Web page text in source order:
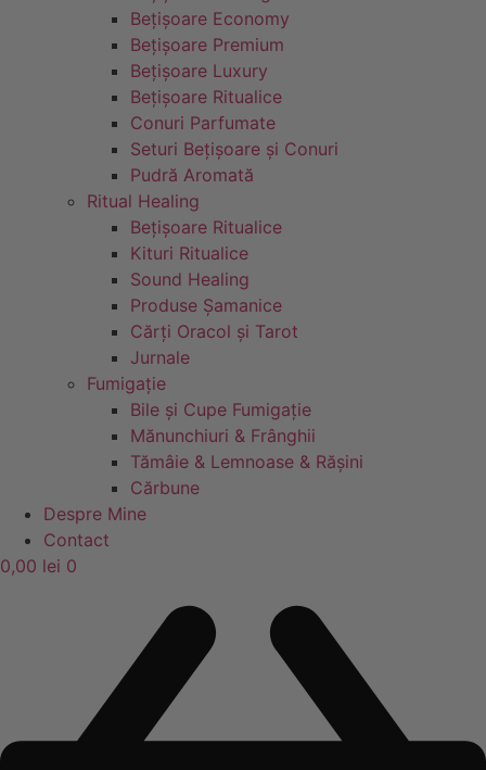
Bețișoare Economy
Bețișoare Premium
Bețișoare Luxury
Bețișoare Ritualice
Conuri Parfumate
Seturi Bețișoare și Conuri
Pudră Aromată
Ritual Healing
Bețișoare Ritualice
Kituri Ritualice
Sound Healing
Produse Șamanice
Cărți Oracol și Tarot
Jurnale
Fumigație
Bile și Cupe Fumigație
Mănunchiuri & Frânghii
Tămâie & Lemnoase & Rășini
Cărbune
Despre Mine
Contact
0,00 lei 0